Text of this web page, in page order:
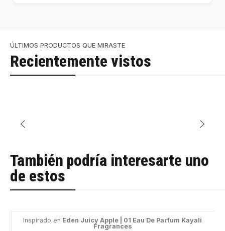
ÚLTIMOS PRODUCTOS QUE MIRASTE
Recientemente vistos
También podría interesarte uno
de estos
Inspirado en Eden Juicy Apple | 01 Eau De Parfum Kayali
Fragrances